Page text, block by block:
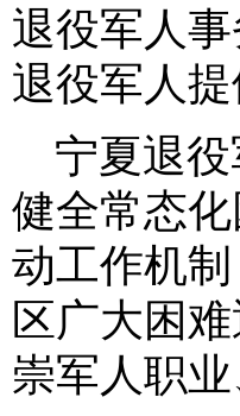
退役军人
退役军人
宁夏退
健全常态
动工作机
区广大困
崇军人职